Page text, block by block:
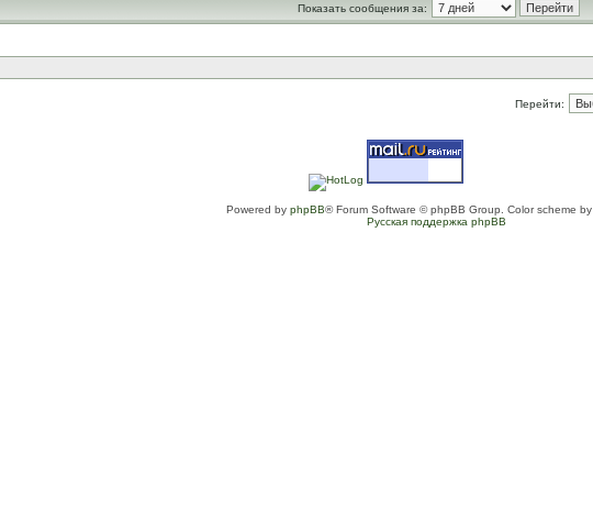
Показать сообщения за:
Перейти:
Powered by phpBB® Forum Software © phpBB Group. Color scheme by
Русская поддержка phpBB